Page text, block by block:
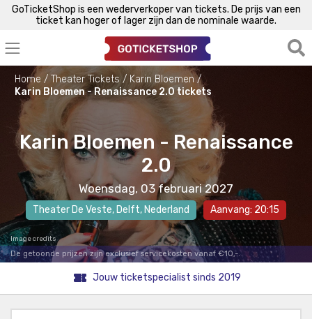
GoTicketShop is een wederverkoper van tickets. De prijs van een
ticket kan hoger of lager zijn dan de nominale waarde.
Home Theater Tickets
Karin Bloemen
Karin Bloemen - Renaissance 2.0 tickets
Karin Bloemen - Renaissance
2.0
Woensdag, 03 februari 2027
Theater De Veste, Delft, Nederland Aanvang: 20:15
Image credits
De getoonde prijzen zijn exclusief servicekosten vanaf €10,-.
Jouw ticketspecialist sinds 2019